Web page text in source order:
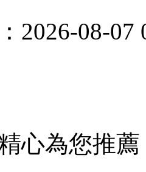
2026-08-07
心為您推薦